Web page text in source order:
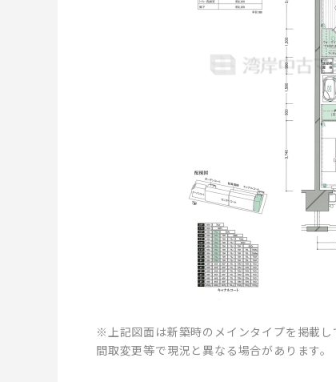
※上記図面は新築時のメインタイプを掲載
間取変更等で現況と異なる場合があります。